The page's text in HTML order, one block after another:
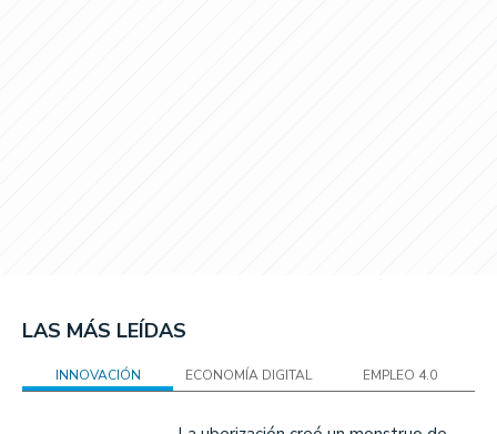
LAS MÁS LEÍDAS
INNOVACIÓN ECONOMÍA DIGITAL EMPLEO 4.0